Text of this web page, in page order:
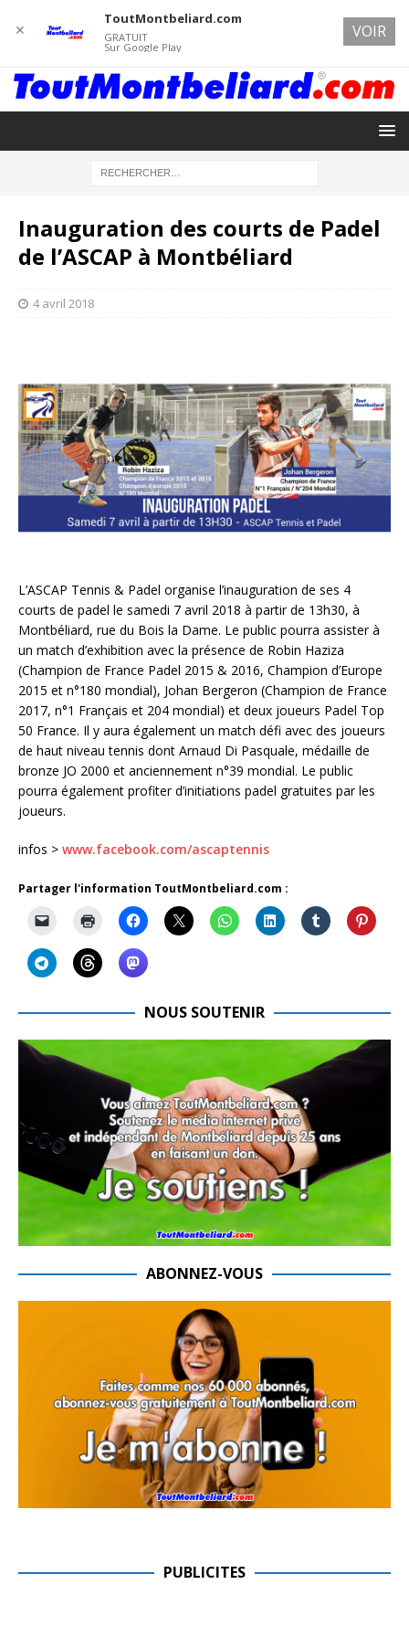
Inauguration des courts de Padel
de l’ASCAP à Montbéliard
4 avril 2018
L’ASCAP Tennis & Padel organise l’inauguration de ses 4
courts de padel le samedi 7 avril 2018 à partir de 13h30, à
Montbéliard, rue du Bois la Dame. Le public pourra assister à
un match d’exhibition avec la présence de Robin Haziza
(Champion de France Padel 2015 & 2016, Champion d’Europe
2015 et n°180 mondial), Johan Bergeron (Champion de France
2017, n°1 Français et 204 mondial) et deux joueurs Padel Top
50 France. Il y aura également un match défi avec des joueurs
de haut niveau tennis dont Arnaud Di Pasquale, médaille de
bronze JO 2000 et anciennement n°39 mondial. Le public
pourra également profiter d’initiations padel gratuites par les
joueurs.
infos > www.facebook.com/ascaptennis
Partager l'information ToutMontbeliard.com :
NOUS SOUTENIR
ABONNEZ-VOUS
PUBLICITES
✕
ToutMontbeliard.com
GRATUIT
Sur Google Play
VOIR